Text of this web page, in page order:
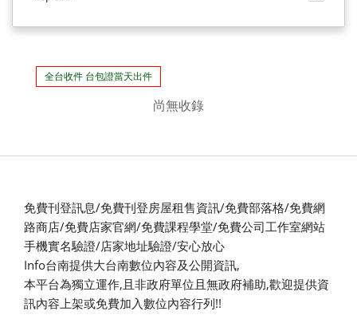
全台收件 台包證當天出件
尚無收錄
免費刊登訊息/免費刊登房屋租售資訊/免費部落格/免費網
路商店/免費店家官網/免費課程學堂/免費公司工作室網站
手機實名驗證/店家地址驗證/安心放心
Info台南提供大台南數位內容及公開資訊,
本平台為獨立運作,且非政府單位且無政府補助,歡迎提供資
訊內容上架或免費加入數位內容行列!!